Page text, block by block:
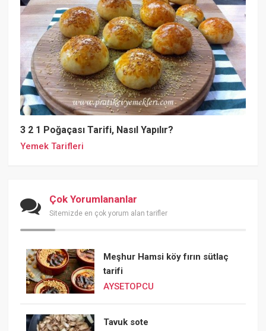
3 2 1 Poğaçası Tarifi, Nasıl Yapılır?
Yemek Tarifleri
Çok Yorumlananlar
Sitemizde en çok yorum alan tarifler
Meşhur Hamsi köy fırın sütlaç
tarifi
AYSETOPCU
Tavuk sote